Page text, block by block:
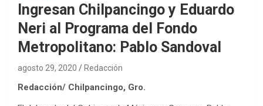
Ingresan Chilpancingo y Eduardo
Neri al Programa del Fondo
Metropolitano: Pablo Sandoval
agosto 29, 2020 Redacción
Redacción/ Chilpancingo, Gro.